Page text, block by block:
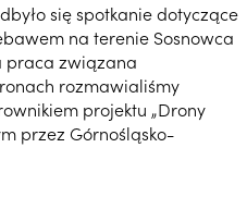
się spotkanie dotyczące
na terenie Sosnowca
praca związana
rozmawialiśmy
projektu „Drony
przez Górnośląsko-